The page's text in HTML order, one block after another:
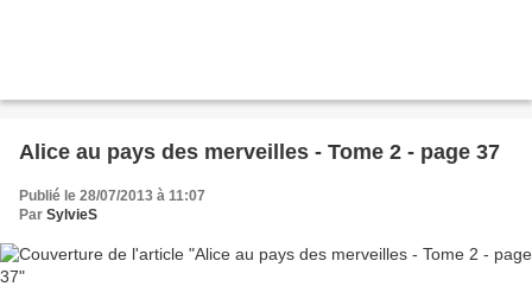
Alice au pays des merveilles - Tome 2 - page 37
Publié le 28/07/2013 à 11:07
Par SylvieS